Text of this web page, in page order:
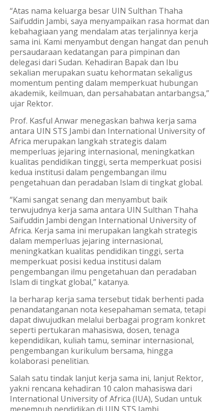
“Atas nama keluarga besar UIN Sulthan Thaha
Saifuddin Jambi, saya menyampaikan rasa hormat dan
kebahagiaan yang mendalam atas terjalinnya kerja
sama ini. Kami menyambut dengan hangat dan penuh
persaudaraan kedatangan para pimpinan dan
delegasi dari Sudan. Kehadiran Bapak dan Ibu
sekalian merupakan suatu kehormatan sekaligus
momentum penting dalam memperkuat hubungan
akademik, keilmuan, dan persahabatan antarbangsa,”
ujar Rektor.
Prof. Kasful Anwar menegaskan bahwa kerja sama
antara UIN STS Jambi dan International University of
Africa merupakan langkah strategis dalam
memperluas jejaring internasional, meningkatkan
kualitas pendidikan tinggi, serta memperkuat posisi
kedua institusi dalam pengembangan ilmu
pengetahuan dan peradaban Islam di tingkat global.
“Kami sangat senang dan menyambut baik
terwujudnya kerja sama antara UIN Sulthan Thaha
Saifuddin Jambi dengan International University of
Africa. Kerja sama ini merupakan langkah strategis
dalam memperluas jejaring internasional,
meningkatkan kualitas pendidikan tinggi, serta
memperkuat posisi kedua institusi dalam
pengembangan ilmu pengetahuan dan peradaban
Islam di tingkat global,” katanya.
Ia berharap kerja sama tersebut tidak berhenti pada
penandatanganan nota kesepahaman semata, tetapi
dapat diwujudkan melalui berbagai program konkret
seperti pertukaran mahasiswa, dosen, tenaga
kependidikan, kuliah tamu, seminar internasional,
pengembangan kurikulum bersama, hingga
kolaborasi penelitian.
Salah satu tindak lanjut kerja sama ini, lanjut Rektor,
yakni rencana kehadiran 10 calon mahasiswa dari
International University of Africa (IUA), Sudan untuk